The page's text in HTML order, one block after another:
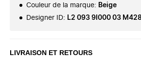
Couleur de la marque: Beige
Designer ID: L2 093 9I000 03
LIVRAISON ET RETOURS